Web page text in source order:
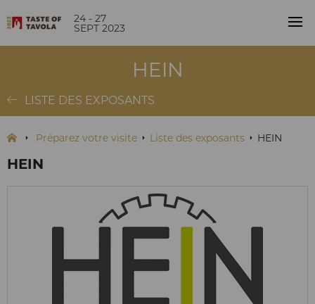
24 - 27
SEPT 2023
HEIN
LISTE DES EXPOSANTS
Préparez votre visite Liste des exposants HEIN
HEIN